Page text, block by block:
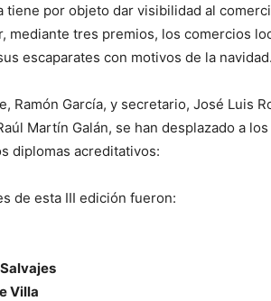
tiene por objeto dar visibilidad al
mediante tres premios, los comercios
escaparates con motivos de la navidad.
Ramón García, y secretario, José Luis
Martín Galán, se han desplazado a
diplomas acreditativos:
de esta III edición fueron:
Villa